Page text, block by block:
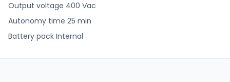
Output voltage 400 Vac
Autonomy time 25 min
Battery pack Internal